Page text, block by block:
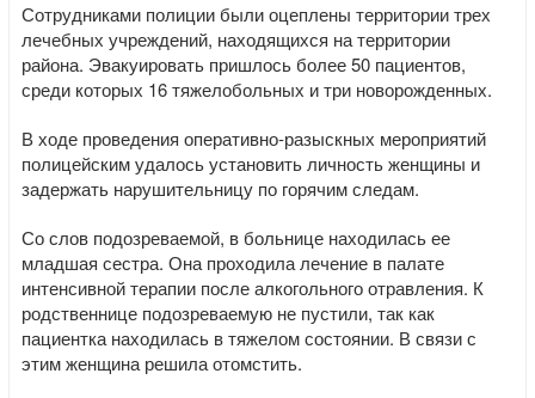
Сотрудниками полиции были оцеплены территории трех
лечебных учреждений, находящихся на территории
района. Эвакуировать пришлось более 50 пациентов,
среди которых 16 тяжелобольных и три новорожденных.
В ходе проведения оперативно-разыскных мероприятий
полицейским удалось установить личность женщины и
задержать нарушительницу по горячим следам.
Со слов подозреваемой, в больнице находилась ее
младшая сестра. Она проходила лечение в палате
интенсивной терапии после алкогольного отравления. К
родственнице подозреваемую не пустили, так как
пациентка находилась в тяжелом состоянии. В связи с
этим женщина решила отомстить.